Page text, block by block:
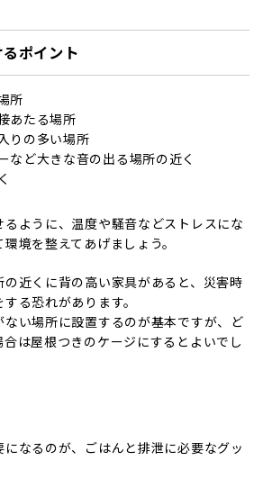
ポイント
所
あたる場所
りの多い場所
など大きな音の出る場所の近く
ように、温度や騒音などストレスにな
境を整えてあげましょう。
近くに背の高い家具があると、災害時
る恐れがあります。
い場所に設置するのが基本ですが、ど
は屋根つきのケージにするとよいでし
なるのが、ごはんと排泄に必要なグッ